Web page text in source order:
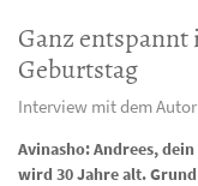
Ganz
Geburtstag
Interview mit dem
Avinasho: Andrees,
wird 30 Jahre alt.